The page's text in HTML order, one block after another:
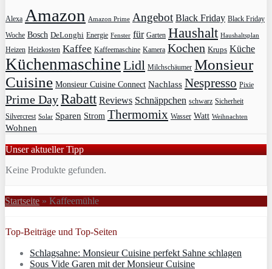
Alexa Amazon Amazon Prime Angebot Black Friday Black Friday
Woche Bosch DeLonghi Energie Fenster für Garten Haushalt Haushaltsplan
Heizen Heizkosten Kaffee Kaffeemaschine Kamera Kochen Krups Küche
Küchenmaschine Lidl Milchschäumer Monsieur
Cuisine Monsieur Cuisine Connect Nachlass Nespresso Pixie
Prime DayRabatt Reviews Schnäppchen schwarz Sicherheit
Silvercrest Solar Sparen Strom Thermomix Wasser Watt Weihnachten
Wohnen
Unser aktueller Tipp
Keine Produkte gefunden.
Startseite » Kaffeemühle
Top-Beiträge und Top-Seiten
Schlagsahne: Monsieur Cuisine perfekt Sahne schlagen
Sous Vide Garen mit der Monsieur Cuisine